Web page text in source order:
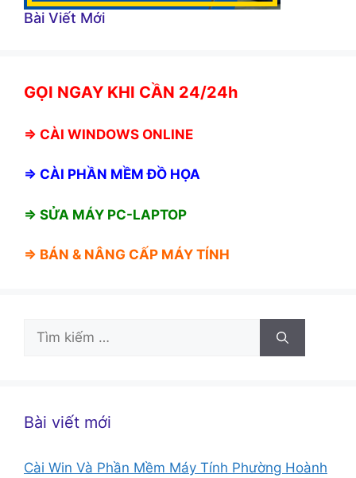
Bài Viết Mới
GỌI NGAY KHI CẦN 24/24h
⇒ CÀI WINDOWS ONLINE
⇒ CÀI PHẦN MỀM ĐỒ HỌA
⇒ SỬA MÁY PC-LAPTOP
⇒ BÁN & NÂNG CẤP MÁY TÍNH
Tìm
Bài viết mới
Cài Win Và Phần Mềm Máy Tính Phường Hoành